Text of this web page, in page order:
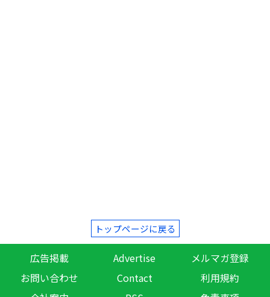
トップページに戻る
広告掲載 Advertise
メルマガ登録
お問い合わせ
Contact
利用規約